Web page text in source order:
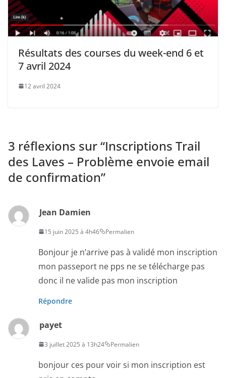
Résultats des courses du week-end 6 et
7 avril 2024
12 avril 2024
3 réflexions sur “Inscriptions Trail
des Laves – Problème envoie email
de confirmation”
Jean Damien
15 juin 2025 à 4h46 Permalien
Bonjour je n’arrive pas à validé mon inscription
mon passeport ne pps ne se télécharge pas
donc il ne valide pas mon inscription
Répondre
payet
3 juillet 2025 à 13h24 Permalien
bonjour ces pour voir si mon inscription est